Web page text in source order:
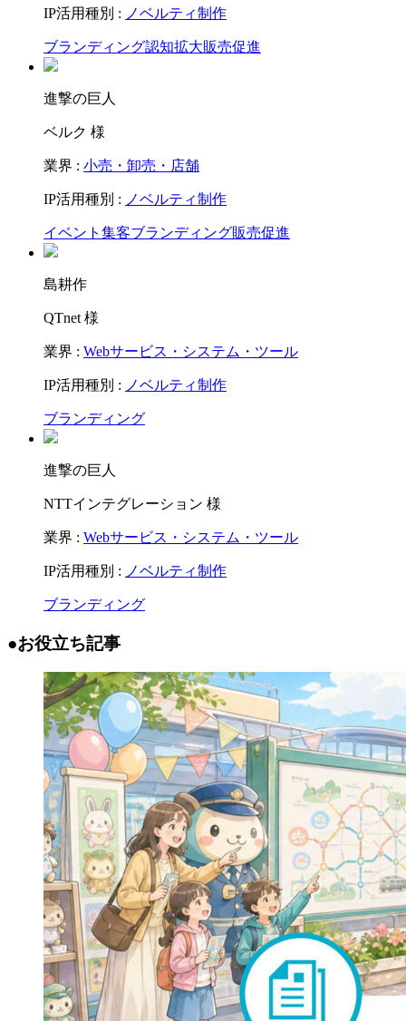
IP活用種別 : ノベルティ制作
ブランディング認知拡大販売促進
進撃の巨人
ベルク 様
業界 : 小売・卸売・店舗
IP活用種別 : ノベルティ制作
イベント集客ブランディング販売促進
島耕作
QTnet 様
業界 : Webサービス・システム・ツール
IP活用種別 : ノベルティ制作
ブランディング
進撃の巨人
NTTインテグレーション 様
業界 : Webサービス・システム・ツール
IP活用種別 : ノベルティ制作
ブランディング
●お役立ち記事